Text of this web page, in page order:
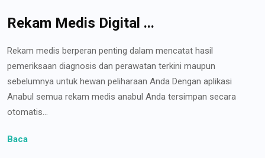
Rekam Medis Digital ...
Rekam medis berperan penting dalam mencatat hasil
pemeriksaan diagnosis dan perawatan terkini maupun
sebelumnya untuk hewan peliharaan Anda Dengan aplikasi
Anabul semua rekam medis anabul Anda tersimpan secara
otomatis...
Baca